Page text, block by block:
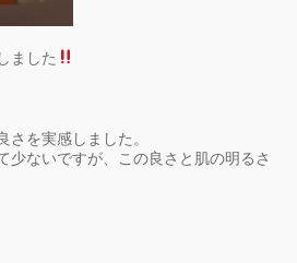
ました
さを実感しました。
少ないですが、この良さと肌の明るさ